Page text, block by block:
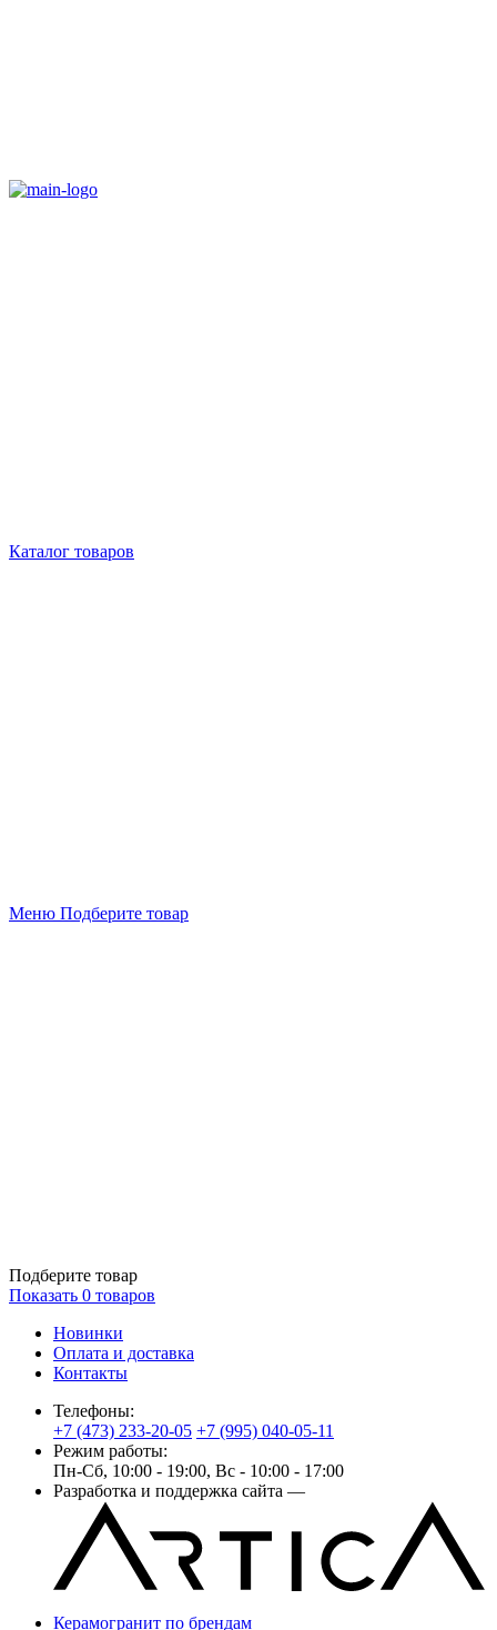
Каталог товаров
Меню Подберите товар
Подберите товар
Показать 0 товаров
Новинки
Оплата и доставка
Контакты
Телефоны:
+7 (473) 233-20-05 +7 (995) 040-05-11
Режим работы:
Пн-Сб, 10:00 - 19:00, Вс - 10:00 - 17:00
Разработка и поддержка сайта —
Керамогранит по брендам